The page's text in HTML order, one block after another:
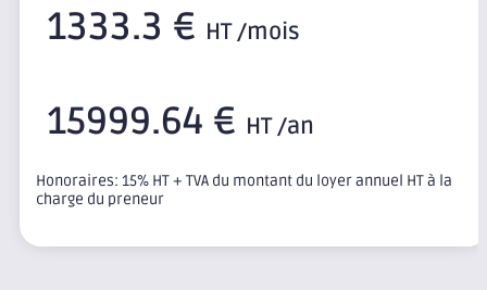
1333.3 € HT /mois
15999.64 € HT /an
Honoraires: 15% HT + TVA du montant du loyer annuel HT à la
charge du preneur